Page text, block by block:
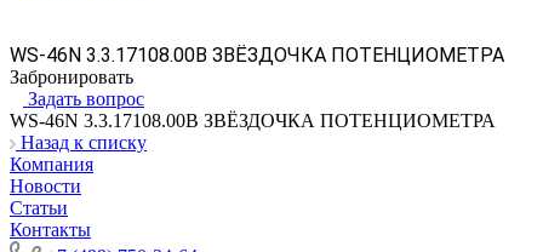
WS-46N 3.3.17108.00B ЗВЁЗДОЧКА ПОТЕНЦИОМЕТРА
Забронировать
Задать вопрос
WS-46N 3.3.17108.00B ЗВЁЗДОЧКА ПОТЕНЦИОМЕТРА
Назад к списку
Компания
Новости
Статьи
Контакты